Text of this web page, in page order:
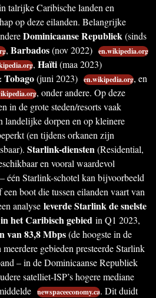
talrijke Caribische landen en
op deze eilanden. Belangrijke
Dominicaanse Republiek(sinds
, Barbados(nov 2022) en.wikipedia.org
, Haïti(maa 2023)
(juni 2023) en.wikipedia.org, en
, onder andere. Op deze
in de grote steden/resorts vaak
dorpen en op kleinere
(en tijdens orkanen zijn
Starlink-diensten(Residential,
en vooral waardevol
één Starlink-schotel kan bijvoorbeeld
boot die tussen eilanden vaart van
analyse leverde Starlink de snelste
het Caribisch gebied in Q1 2023,
van 83,8 Mbps(de hoogste in de
meerdere gebieden presteerde Starlink
– in de Dominicaanse Republiek
satelliet-ISP’s hogere mediane
newspaceeconomy.ca. Dit duidt